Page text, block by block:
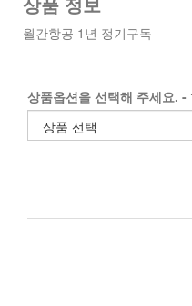
월간항공 1년 정기구독
상품옵션을 선택해 주세요. -